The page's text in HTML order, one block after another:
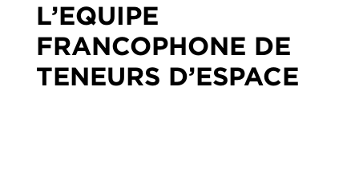
L’EQUIPE
FRANCOPHONE DE
TENEURS D’ESPACE